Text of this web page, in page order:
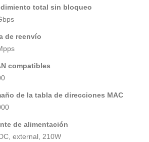
total sin bloqueo
de reenvío
compatibles
de la tabla de direcciones MAC
de alimentación
external, 210W